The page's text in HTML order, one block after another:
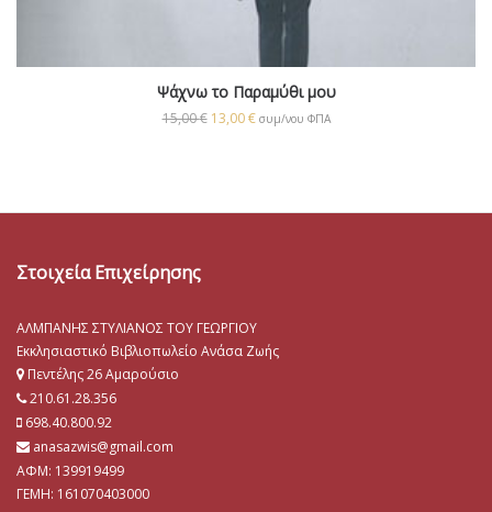
Ψάχνω το Παραμύθι μου
15,00€ 13,00€ συμ/νου ΦΠΑ
Στοιχεία Επιχείρησης
ΑΛΜΠΑΝΗΣ ΣΤΥΛΙΑΝΟΣ ΤΟΥ ΓΕΩΡΓΙΟΥ
Εκκλησιαστικό Βιβλιοπωλείο Ανάσα Ζωής
Πεντέλης 26 Αμαρούσιο
210.61.28.356
698.40.800.92
anasazwis@gmail.com
ΑΦΜ: 139919499
ΓΕΜΗ: 161070403000